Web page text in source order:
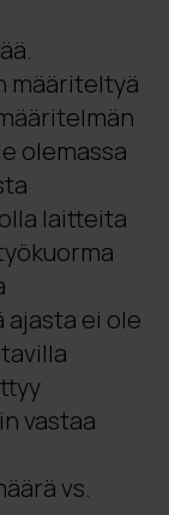
määriteltyä
olemassa
laitteita
ajasta ei ole
vastaa
vs.